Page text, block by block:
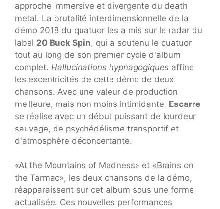
approche immersive et divergente du death
metal. La brutalité interdimensionnelle de la
démo 2018 du quatuor les a mis sur le radar du
label 20 Buck Spin, qui a soutenu le quatuor
tout au long de son premier cycle d'album
complet. Hallucinations hypnagogiques affine
les excentricités de cette démo de deux
chansons. Avec une valeur de production
meilleure, mais non moins intimidante, Escarre
se réalise avec un début puissant de lourdeur
sauvage, de psychédélisme transportif et
d'atmosphère déconcertante.
«At the Mountains of Madness» et «Brains on
the Tarmac», les deux chansons de la démo,
réapparaissent sur cet album sous une forme
actualisée. Ces nouvelles performances